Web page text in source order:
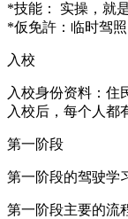
*技能： 实操，就
*仮免許：临时驾照
入校
入校身份资料：住
入校后，每个人都
第一阶段
第一阶段的驾驶学
第一阶段主要的流